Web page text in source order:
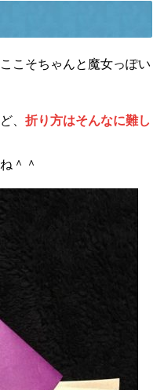
こそちゃんと魔女っぽい
、 折り方はそんなに難し
＾＾